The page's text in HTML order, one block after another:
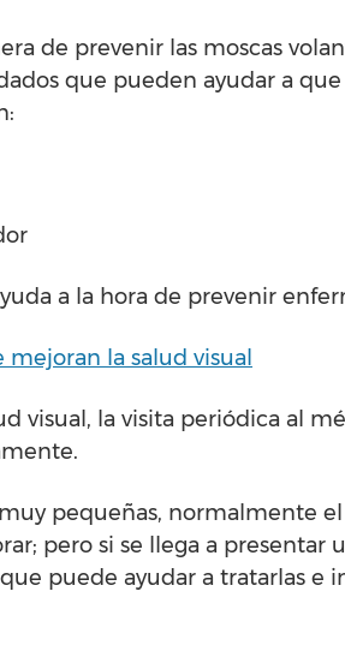
de prevenir las moscas
que pueden ayudar a
a la hora de prevenir
la salud visual
visual, la visita periódica al
pequeñas, normalmente
pero si se llega a presentar
puede ayudar a tratarlas e